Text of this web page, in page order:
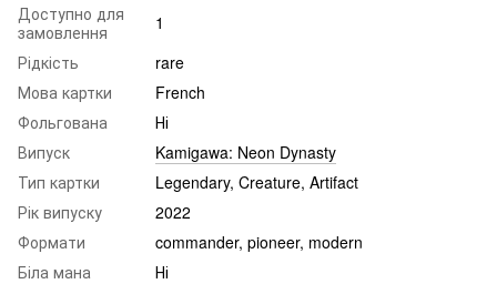
Доступно для
замовлення
1
Рідкість
rare
Мова картки
French
Фольгована
Ні
Випуск
Kamigawa: Neon Dynasty
Тип картки
Legendary, Creature, Artifact
Рік випуску
2022
Формати
commander, pioneer, modern
Біла мана
Ні